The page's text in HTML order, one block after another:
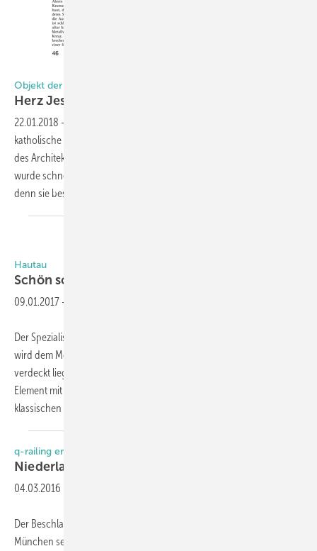
Objekt der Zeit
Herz Jesu Kirche in
22.01.2018 -
katholische Pfarrkirche Herz Jesu fertiggestellt. Das nach den Plänen
des Architekturbüros Allmann Sattler Wappner errichtete Gebäude
wurde schnell zu einer der meist besuchten Kirchen in München,
denn sie besitzt die größten Kirchentore der Welt, hier die
Hautau
Schön schieben in
09.01.2017 -
Der Spezialist für Schiebetechnik und Gebäudeautomation Hautau
wird dem Messebesucher den Atrium HS comfort drive in einer
verdeckt liegenden Ausführung in einem barrierefreien Holz-Alu-
Element mit Schwellenverglasung vorstellen. Dieser kombiniert den
klassischen Hebe-Schiebe-Beschlag mit
q-railing eröffnet
Niederlassung in
04.03.2016
Der Beschlaganbieter eröffnete zum 1. März 2016 mit Q-railing
München seine zweite, komplett ausgestattete Niederlassung in